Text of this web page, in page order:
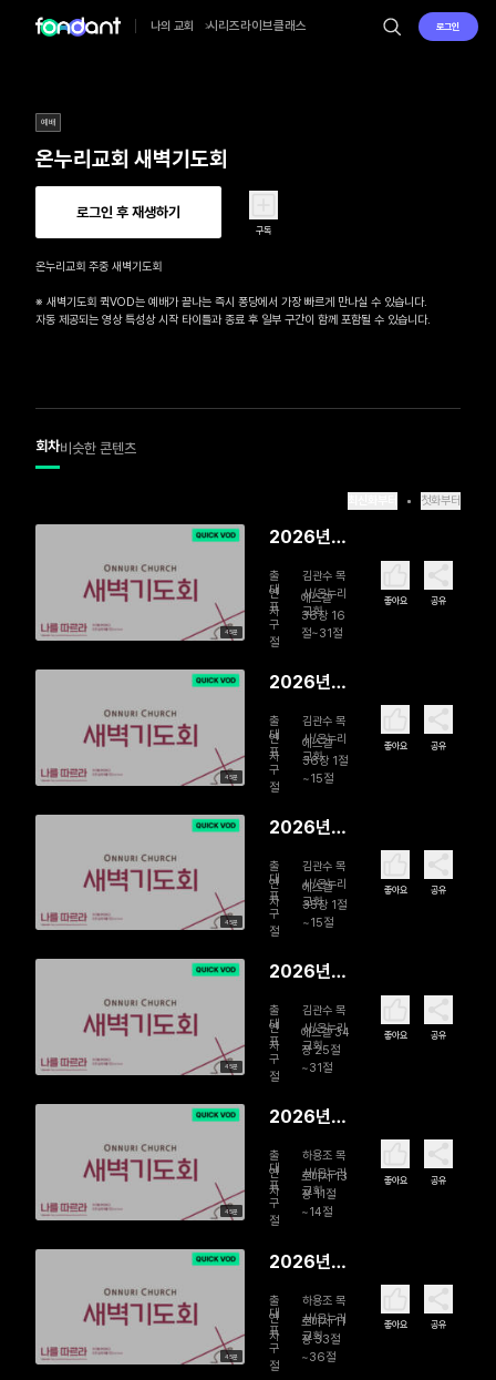
나의 교회 시리즈라이브클래스 로그인
예배
온누리교회 새벽기도회
로그인 후 재생하기
구독
온누리교회 주중 새벽기도회
※ 새벽기도회 퀵VOD는 예배가 끝나는 즉시 퐁당에서 가장 빠르게 만나실 수 있습니다.
자동 제공되는 영상 특성상 시작 타이틀과 종료 후 일부 구간이 함께 포함될 수 있습니다.
회차비슷한 콘텐츠
첫화부터
45분
2026년
일 새 마음
으로 주시
는 은혜, 새
언약으로
출
연
자
김관수 목
사/온누리
교회
대
표
구
절
에스겔
36장 16
절~31절
좋아요 공유
45분
2026년
일 황폐한
삶에서 생
명을 누리
는 삶으로
출
연
자
김관수 목
사/온누리
교회
대
표
구
절
에스겔
36장 1절
~15절
좋아요 공유
45분
2026년
일 자신의
백성을 끝
까지 지키
시는 하나
출
연
자
김관수 목
사/온누리
교회
대
표
구
절
에스겔
35장 1절
~15절
좋아요 공유
45분
2026년
일 평화의
언약 속에
살아가는
그리스도인
출
연
자
김관수 목
사/온누리
교회
대
표
구
절
에스겔 34
장 25절
~31절
좋아요 공유
45분
2026년
故하용조
목사 15주
기 새벽기
도회 | 지금
은 자다가
깰 때입니
다
출
연
자
하용조 목
사/온누리
교회
대
표
구
절
로마서 13
장 11절
~14절
좋아요 공유
45분
2026년
일 故하용
조 목사 15
주기 새벽
출
연
자
하용조 목
사/온누리
교회
대
표
구
절
로마서 11
장 33절
~36절
좋아요 공유